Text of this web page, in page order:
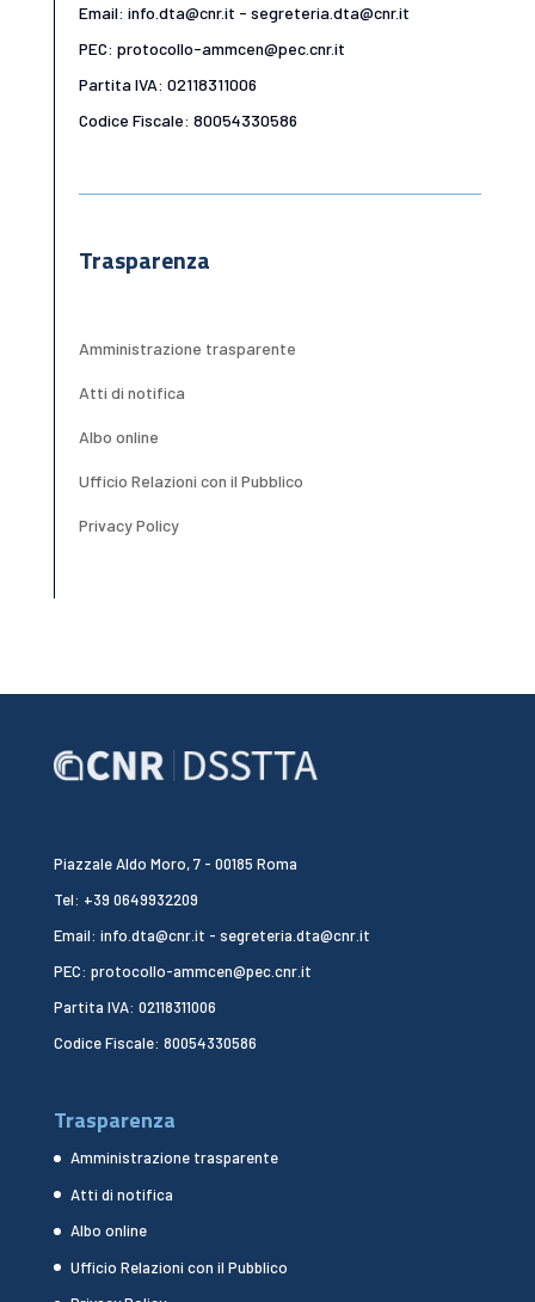
Email: info.dta@cnr.it - segreteria.dta@cnr.it
PEC: protocollo-ammcen@pec.cnr.it
Partita IVA: 02118311006
Codice Fiscale: 80054330586
Trasparenza
Amministrazione trasparente
Atti di notifica
Albo online
Ufficio Relazioni con il Pubblico
Privacy Policy
Piazzale Aldo Moro, 7 - 00185 Roma
Tel: +39 0649932209
Email: info.dta@cnr.it - segreteria.dta@cnr.it
PEC: protocollo-ammcen@pec.cnr.it
Partita IVA: 02118311006
Codice Fiscale: 80054330586
Trasparenza
Amministrazione trasparente
Atti di notifica
Albo online
Ufficio Relazioni con il Pubblico